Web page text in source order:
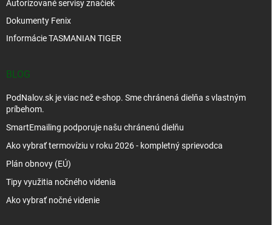
Autorizované servisy značiek
Dokumenty Fenix
Informácie TASMANIAN TIGER
BLOG
PodNalov.sk je viac než e-shop. Sme chránená dielňa s vlastným
príbehom.
SmartEmailing podporuje našu chránenú dielňu
Ako vybrať termovíziu v roku 2026 - kompletný sprievodca
Plán obnovy (EÚ)
Tipy využitia nočného videnia
Ako vybrať nočné videnie